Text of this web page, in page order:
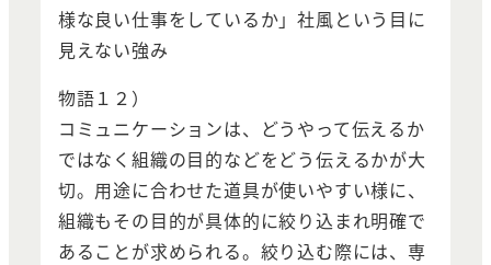
様な良い仕事をしているか」社風という目に
見えない強み
物語１２）
コミュニケーションは、どうやって伝えるか
ではなく組織の目的などをどう伝えるかが大
切。用途に合わせた道具が使いやすい様に、
組織もその目的が具体的に絞り込まれ明確で
あることが求められる。絞り込む際には、専